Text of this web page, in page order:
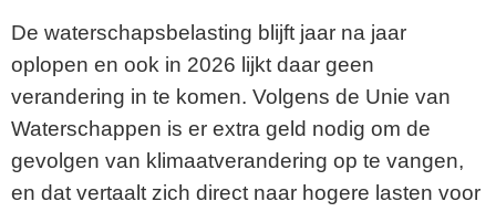
De waterschapsbelasting blijft jaar na jaar
oplopen en ook in 2026 lijkt daar geen
verandering in te komen. Volgens de Unie van
Waterschappen is er extra geld nodig om de
gevolgen van klimaatverandering op te vangen,
en dat vertaalt zich direct naar hogere lasten voor